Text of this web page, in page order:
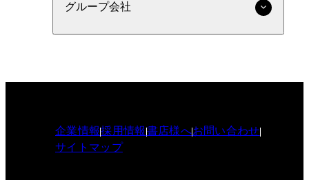
グループ会社
企業情報採用情報書店様へお問い合わせ
サイトマップ